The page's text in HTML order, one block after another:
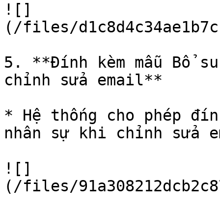
![]
(/files/
5. **Đính kèm mẫu Bổ
chỉnh sửa email**
* Hệ thống cho phép
nhân sự khi chỉnh sửa
![]
(/files/